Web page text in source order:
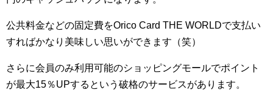
公共料金などの固定費をOrico Card THE WORLDで支払い
すればかなり美味しい思いができます（笑）
さらに会員のみ利用可能のショッピングモールでポイント
が最大15％UPするという破格のサービスがあります。